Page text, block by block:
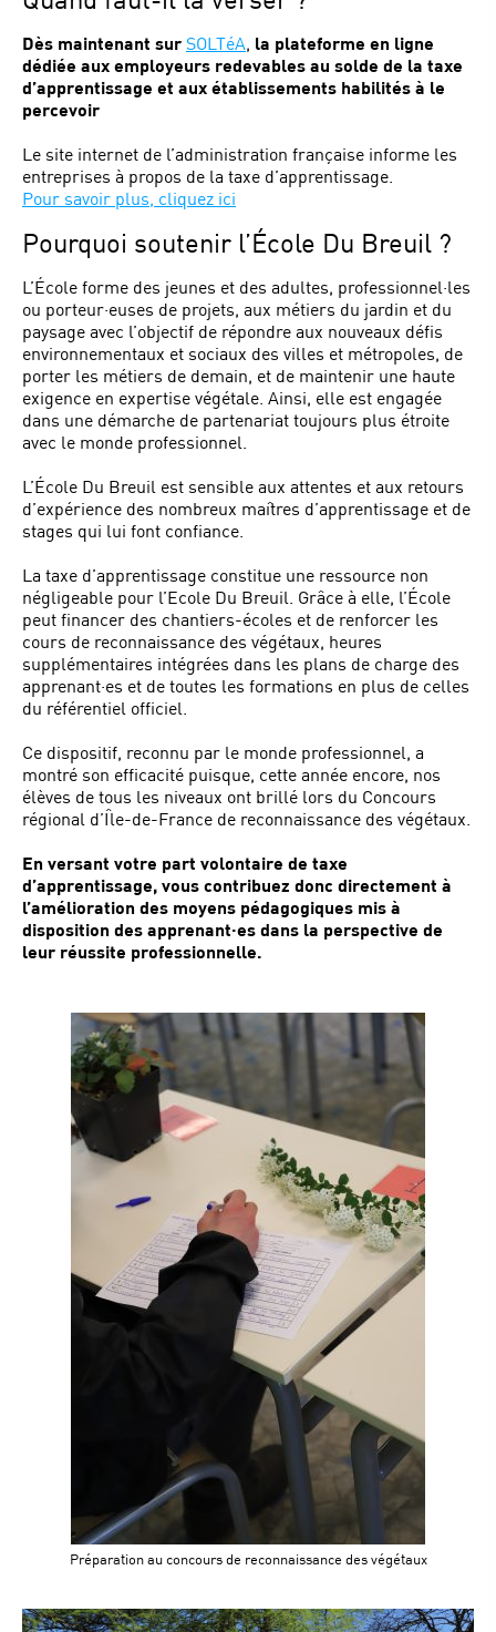
Dès maintenant sur SOLTéA, la plateforme en ligne
dédiée aux employeurs redevables au solde de la taxe
d’apprentissage et aux établissements habilités à le
percevoir
Le site internet de l’administration française informe les
entreprises à propos de la taxe d’apprentissage.
Pour savoir plus, cliquez ici
Pourquoi soutenir l’École Du Breuil ?
L’École forme des jeunes et des adultes, professionnel·les
ou porteur·euses de projets, aux métiers du jardin et du
paysage avec l’objectif de répondre aux nouveaux défis
environnementaux et sociaux des villes et métropoles, de
porter les métiers de demain, et de maintenir une haute
exigence en expertise végétale. Ainsi, elle est engagée
dans une démarche de partenariat toujours plus étroite
avec le monde professionnel.
L’École Du Breuil est sensible aux attentes et aux retours
d’expérience des nombreux maîtres d’apprentissage et de
stages qui lui font confiance.
La taxe d’apprentissage constitue une ressource non
négligeable pour l’Ecole Du Breuil. Grâce à elle, l’École
peut financer des chantiers-écoles et de renforcer les
cours de reconnaissance des végétaux, heures
supplémentaires intégrées dans les plans de charge des
apprenant·es et de toutes les formations en plus de celles
du référentiel officiel.
Ce dispositif, reconnu par le monde professionnel, a
montré son efficacité puisque, cette année encore, nos
élèves de tous les niveaux ont brillé lors du Concours
régional d’Île-de-France de reconnaissance des végétaux.
En versant votre part volontaire de taxe
d’apprentissage, vous contribuez donc directement à
l’amélioration des moyens pédagogiques mis à
disposition des apprenant·es dans la perspective de
leur réussite professionnelle.
Préparation au concours de reconnaissance des végétaux